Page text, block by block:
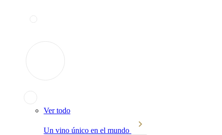
Ver todo
Un vino único en el mundo